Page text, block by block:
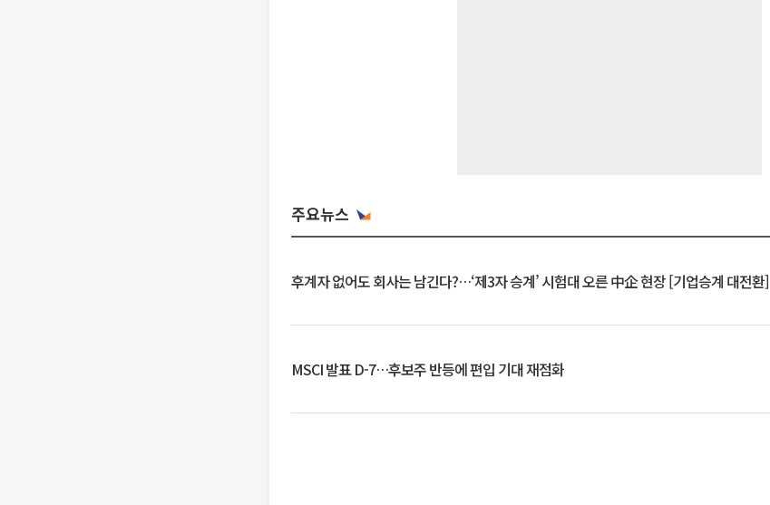
주요뉴스
후계자 없어도 회사는 남긴다?…‘제3자 승계’ 시험대 오른 中企 현장 [기업승계 대전환]
MSCI 발표 D-7…후보주 반등에 편입 기대 재점화